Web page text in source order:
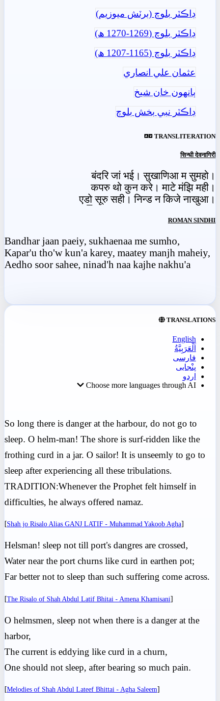
ڊاڪٽر بلوچ (برٽش ميوزيم)
ڊاڪٽر بلوچ (1269-1270 ھ)
ڊاڪٽر بلوچ (1165-1207 ھ)
عثمان علي انصاري
ٻانهون خان شيخ
ڊاڪٽر نبي بخش بلوچ
TRANSLITERATION
सिन्धी देवनागिरी
बंदरि जां भई। सुखाणिआ म सुमहो।
कपरु थो कुन करे। माटे मंझि मही।
एडो॒ सूरु सही। निन्ड न किजे नाखुआ।
ROMAN SINDHI
Bandhar jaan paeiy, sukhaenaa me sumho,
Kapar'u tho'w kun'a karey, maatey manjh maheiy,
Aedho soor sahee, ninad'h naa kajhe nakhu'a
TRANSLATIONS
English
اَلْعَرَبِيَّةُ
فارسی
پنْجابی
اردو
Choose more languages through AI
So long there is danger at the harbour, do not go to
sleep. O helm-man! The shore is surf-ridden like the
frothing curd in a jar. O sailor! It is unseemly to go to
sleep after experiencing all these tribulations.
TRADITION:Whenever the Prophet felt himself in
difficulties, he always offered namaz.
[Shah jo Risalo Alias GANJ LATIF - Muhammad Yakoob Agha]
Helsman! sleep not till port's dangres are crossed,
Water near the port churns like curd in earthen pot;
Far better not to sleep than such suffering come across.
[The Risalo of Shah Abdul Latif Bhitai - Amena Khamisani]
O helmsmen, sleep not when there is a danger at the
harbor,
The current is eddying like curd in a churn,
One should not sleep, after bearing so much pain.
[Melodies of Shah Abdul Lateef Bhittai - Agha Saleem]